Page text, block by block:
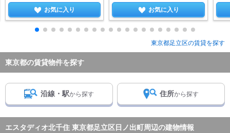
お気に入り お気に入り
東京都足立区の賃貸を探す
東京都の賃貸物件を探す
沿線・駅から探す 住所から探す
エスタディオ北千住 東京都足立区日ノ出町周辺の建物情報